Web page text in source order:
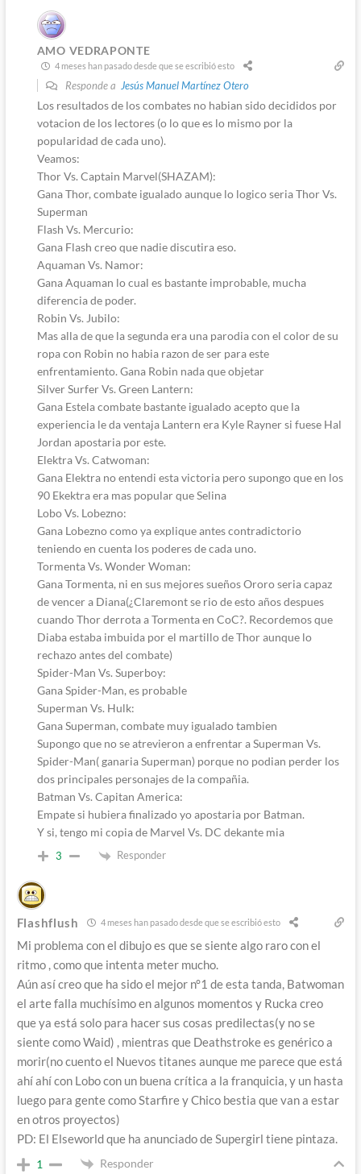
AMO VEDRAPONTE
4 meses han pasado desde que se escribió esto
Responde a Jesús Manuel Martínez Otero
Los resultados de los combates no habian sido decididos por
votacion de los lectores (o lo que es lo mismo por la
popularidad de cada uno).
Veamos:
Thor Vs. Captain Marvel(SHAZAM):
Gana Thor, combate igualado aunque lo logico seria Thor Vs.
Superman
Flash Vs. Mercurio:
Gana Flash creo que nadie discutira eso.
Aquaman Vs. Namor:
Gana Aquaman lo cual es bastante improbable, mucha
diferencia de poder.
Robin Vs. Jubilo:
Mas alla de que la segunda era una parodia con el color de su
ropa con Robin no habia razon de ser para este
enfrentamiento. Gana Robin nada que objetar
Silver Surfer Vs. Green Lantern:
Gana Estela combate bastante igualado acepto que la
experiencia le da ventaja Lantern era Kyle Rayner si fuese Hal
Jordan apostaria por este.
Elektra Vs. Catwoman:
Gana Elektra no entendi esta victoria pero supongo que en los
90 Ekektra era mas popular que Selina
Lobo Vs. Lobezno:
Gana Lobezno como ya explique antes contradictorio
teniendo en cuenta los poderes de cada uno.
Tormenta Vs. Wonder Woman:
Gana Tormenta, ni en sus mejores sueños Ororo seria capaz
de vencer a Diana(¿Claremont se rio de esto años despues
cuando Thor derrota a Tormenta en CoC?. Recordemos que
Diaba estaba imbuida por el martillo de Thor aunque lo
rechazo antes del combate)
Spider-Man Vs. Superboy:
Gana Spider-Man, es probable
Superman Vs. Hulk:
Gana Superman, combate muy igualado tambien
Supongo que no se atrevieron a enfrentar a Superman Vs.
Spider-Man( ganaria Superman) porque no podian perder los
dos principales personajes de la compañia.
Batman Vs. Capitan America:
Empate si hubiera finalizado yo apostaria por Batman.
Y si, tengo mi copia de Marvel Vs. DC dekante mia
3 Responder
Flashflush 4 meses han pasado desde que se escribió esto
Mi problema con el dibujo es que se siente algo raro con el
ritmo , como que intenta meter mucho.
Aún así creo que ha sido el mejor n°1 de esta tanda, Batwoman
el arte falla muchísimo en algunos momentos y Rucka creo
que ya está solo para hacer sus cosas predilectas(y no se
siente como Waid) , mientras que Deathstroke es genérico a
morir(no cuento el Nuevos titanes aunque me parece que está
ahí ahí con Lobo con un buena crítica a la franquicia, y un hasta
luego para gente como Starfire y Chico bestia que van a estar
en otros proyectos)
PD: El Elseworld que ha anunciado de Supergirl tiene pintaza.
1 Responder